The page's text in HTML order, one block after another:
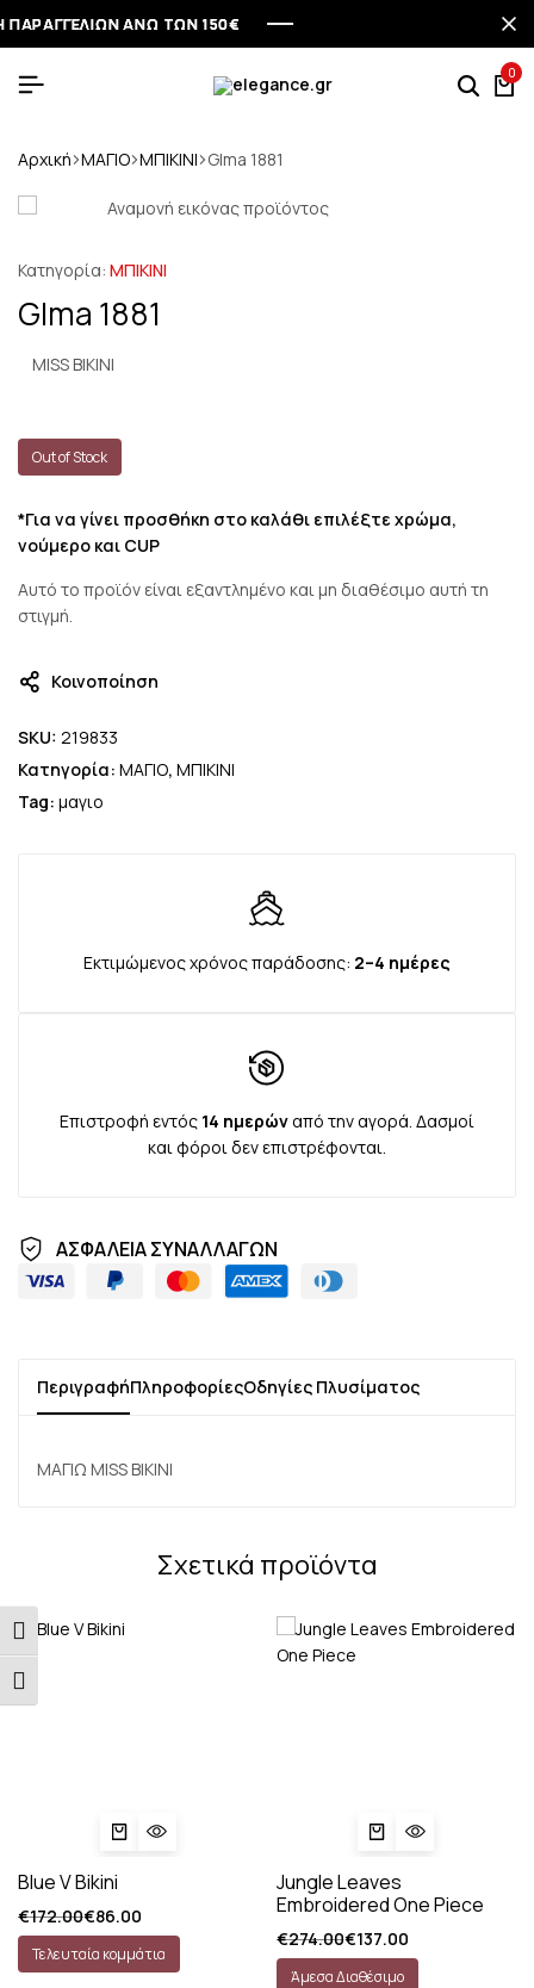
Εναλλαγή Υψηλής Αντίθεσης
Εναλλαγή Μεγέθους Γραμμάτων
ΑΝΩ ΤΩΝ 150€
ΑΝΩ ΤΩΝ 150€
ΑΝΩ ΤΩΝ 150€
ΑΝΩ ΤΩΝ 150€
0
Αρχική ΜΑΓΙΟ ΜΠΙΚΙΝΙ Glma 1881
Κατηγορία: ΜΠΙΚΙΝΙ
Glma 1881
MISS BIKINI
Out of Stock
*Για να γίνει προσθήκη στο καλάθι επιλέξτε χρώμα,
νούμερο και CUP
Αυτό το προϊόν είναι εξαντλημένο και μη διαθέσιμο αυτή τη
στιγμή.
Κοινοποίηση
SKU: 219833
Κατηγορία: ΜΑΓΙΟ, ΜΠΙΚΙΝΙ
Tag: μαγιο
Εκτιμώμενος χρόνος παράδοσης: 2–4 ημέρες
Επιστροφή εντός 14 ημερώναπό την αγορά. Δασμοί
και φόροι δεν επιστρέφονται.
ΑΣΦΑΛΕΙΑ ΣΥΝΑΛΛΑΓΩΝ
ΠεριγραφήΠληροφορίεςΟδηγίες Πλυσίματος
ΜΑΓΙΩ MISS BIKINI
Σχετικά προϊόντα
Blue V Bikini
€172.00€86.00
Τελευταία κομμάτια
Jungle Leaves
Embroidered One Piece
€274.00€137.00
Άμεσα Διαθέσιμο